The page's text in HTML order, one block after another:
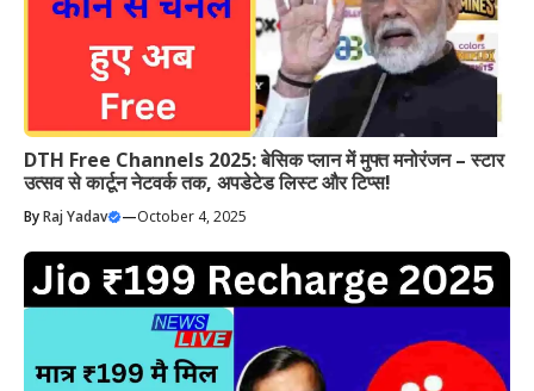
DTH Free Channels 2025: बेसिक प्लान में मुफ्त मनोरंजन – स्टार
उत्सव से कार्टून नेटवर्क तक, अपडेटेड लिस्ट और टिप्स!
ByRaj Yadav —October 4, 2025